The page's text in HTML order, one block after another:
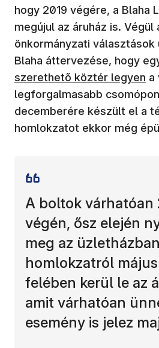
hogy 2019 végére, a Blaha
megújul az áruház is. Végül
önkormányzati választások
Blaha áttervezése, hogy
szerethető köztér legyen a
legforgalmasabb
decemberére készült el a
homlokzatot ekkor még
A boltok várhatóan
végén, ősz elején
meg az
homlokzatról
felében kerül le az
amit várhatóan
esemény is jelez